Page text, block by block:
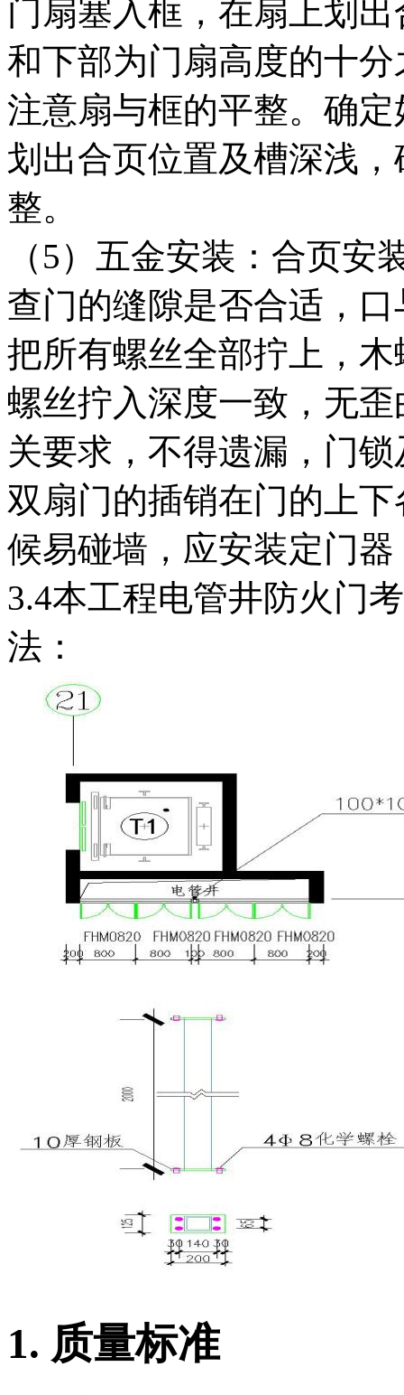
门扇塞入框，在扇上划
和下部为门扇高度的十
注意扇与框的平整。确
划出合页位置及槽深浅
整。
（5）五金安装：合页
查门的缝隙是否合适，
把所有螺丝全部拧上，
螺丝拧入深度一致，无
关要求，不得遗漏，门
双扇门的插销在门的上
候易碰墙，应安装定门
3.4本工程电管井防火门
法：
1. 质量标准